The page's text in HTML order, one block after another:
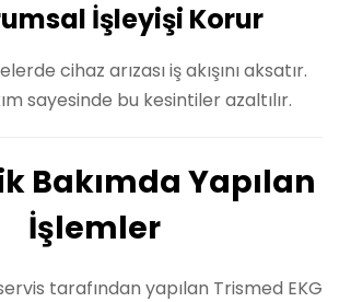
İşleyişi Korur
cihaz arızası iş akışını aksatır.
sayesinde bu kesintiler azaltılır.
Bakımda Yapılan
İşlemler
tarafından yapılan Trismed EKG